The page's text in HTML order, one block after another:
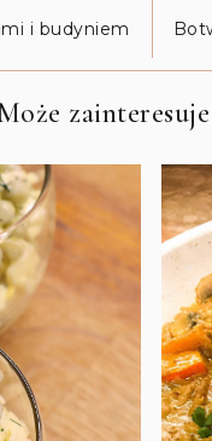
i budyniem